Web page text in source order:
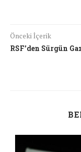
Önceki İçerik
RSF’den Sürgün